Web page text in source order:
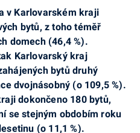
v Karlovarském kraji
bytů, z toho téměř
domech (46,4 %).
Karlovarský kraj
bytů druhý
dvojnásobný (o 109,5 %).
dokončeno 180 bytů,
se stejným obdobím roku
(o 11,1 %).